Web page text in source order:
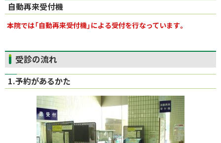
自動再来受付機
本院では「自動再来受付機」による受付を行なっています。
ト
ッ
プ
受診の流れ
1.予約があるかた